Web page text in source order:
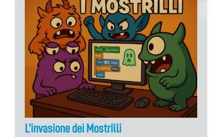
L’invasione dei Mostrilli